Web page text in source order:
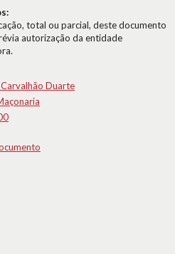
total ou parcial, deste documento
autorização da entidade
Carvalhão Duarte